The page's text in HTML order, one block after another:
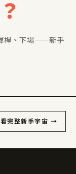
？
桿、下場——新手
02
完整新手宇宙 →